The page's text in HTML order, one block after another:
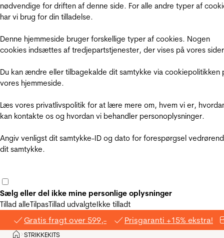
nødvendige for driften af denne side. For alle andre typer af
har vi brug for din tilladelse.
Denne hjemmeside bruger forskellige typer af cookies. Nogen
cookies indsættes af tredjepartstjenester, der vises på vores
Du kan ændre eller tilbagekalde dit samtykke via cookiepolitikken
vores hjemmeside.
Læs vores privatlivspolitik for at lære mere om, hvem vi er,
kan kontakte os og hvordan vi behandler personoplysninger.
Angiv venligst dit samtykke-ID og dato for forespørgsel
dit samtykke.
Sælg eller del ikke mine personlige oplysninger
Tillad alleTilpasTillad udvalgteIkke tilladt
Gratis fragt over 599,- Prisgaranti +15% ekstra!
Hjem
>STRIKKEKITS